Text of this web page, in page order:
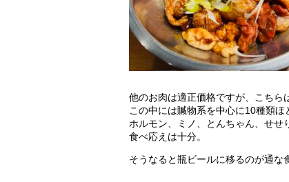
他のお肉は適正価格ですが、こちら
この中には贓物系を中心に10種類ほ
ホルモン、ミノ、とんちゃん、せせ
食べ応えは十分。
そうなると瓶ビールに移るのが通な